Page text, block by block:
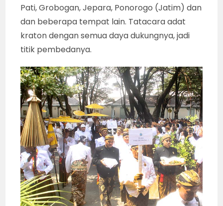
Pati, Grobogan, Jepara, Ponorogo (Jatim) dan
dan beberapa tempat lain. Tatacara adat
kraton dengan semua daya dukungnya, jadi
titik pembedanya.